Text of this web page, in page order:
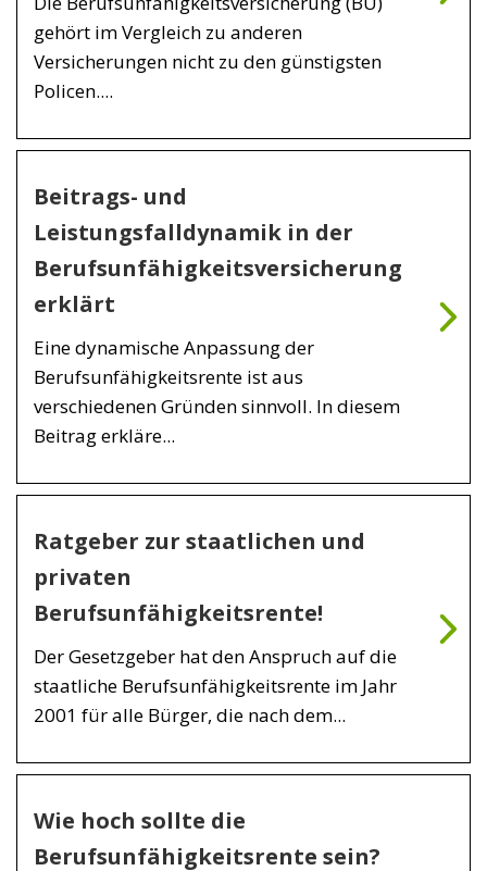
gehört im Vergleich zu anderen
Versicherungen nicht zu den günstigsten
Policen....
Beitrags- und
Leistungsfalldynamik in der
Berufsunfähigkeitsversicherung
erklärt
Eine dynamische Anpassung der
Berufsunfähigkeitsrente ist aus
verschiedenen Gründen sinnvoll. In diesem
Beitrag erkläre...
Ratgeber zur staatlichen und
privaten
Berufsunfähigkeitsrente!
Der Gesetzgeber hat den Anspruch auf die
staatliche Berufsunfähigkeitsrente im Jahr
2001 für alle Bürger, die nach dem...
Wie hoch sollte die
Berufsunfähigkeitsrente sein?